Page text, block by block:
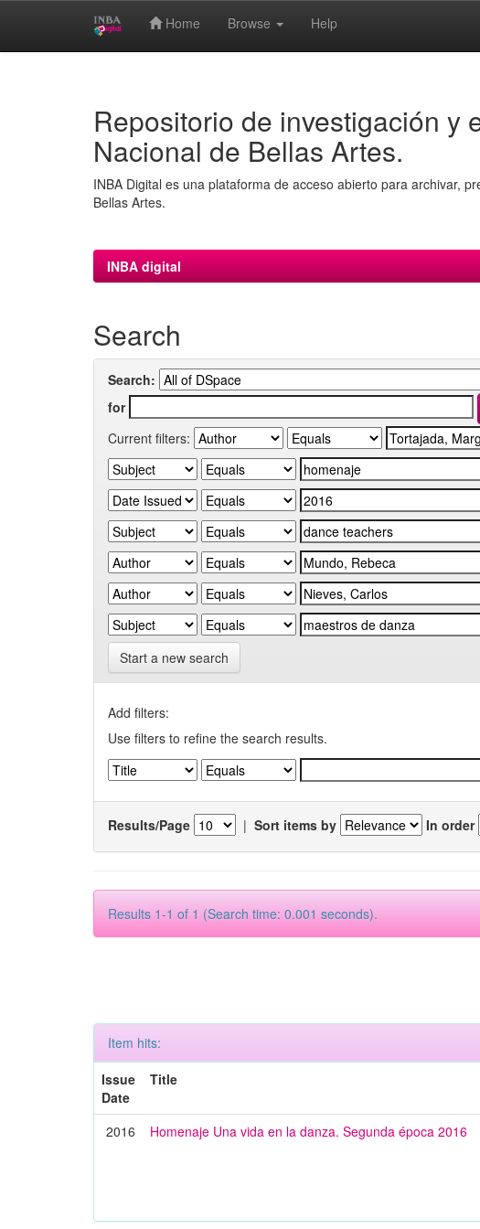
Home Browse Help
Repositorio de investigación y
Nacional de Bellas Artes.
INBA Digital es una plataforma de acceso abierto para archivar,
Bellas Artes.
INBA digital
Search
Search:
for
Current filters:
Start a new search
Add filters:
Use filters to refine the search results.
Results/Page | Sort items by In order
Results 1-1 of 1 (Search time: 0.001 seconds).
Item hits:
Issue
Date
Title
2016 Homenaje Una vida en la danza. Segunda época 2016